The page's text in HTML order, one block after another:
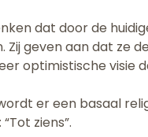
dat door de
Zij geven aan dat ze
optimistische visie
er een basaal
ziens”.